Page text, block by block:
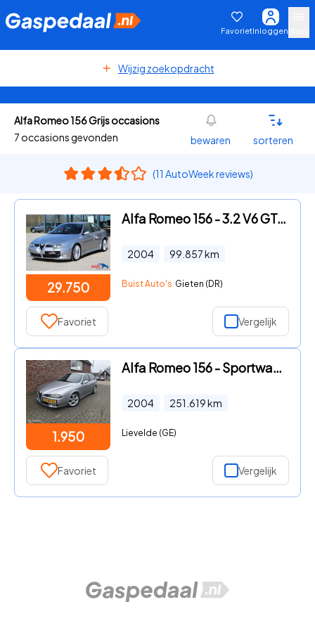
FavorietInloggen
Wijzig zoekopdracht
Alfa Romeo 156 Grijs occasions
7 occasions gevonden
bewaren sorteren
(11 AutoWeek reviews)
29.750
Alfa Romeo 156 - 3.2 V6 GTA COMPLETE HISTORIE
2004 99.857km
Buist Auto's Gieten (DR)
Favoriet Vergelijk
1.950
Alfa Romeo 156 - Sportwagon 2.0 JTS Progression
2004 251.619km
Lievelde (GE)
Favoriet Vergelijk